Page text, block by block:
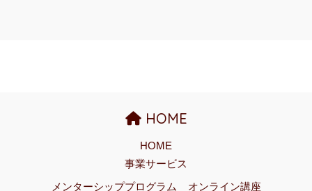
HOME
HOME
事業サービス
メンターシッププログラム オンライン講座